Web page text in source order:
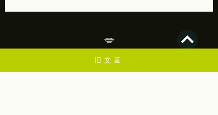
旧文章
💋
苏打苏塔是一个关于创意设计，设计，插画，艺术摄影，lomo，素材，教程，